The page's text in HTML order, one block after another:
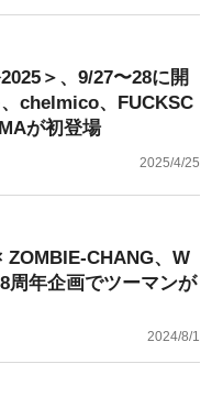
＞、9/27〜28に開
chelmico、FUCKSC
が初登場
2025/4/25
ZOMBIE-CHANG、W
周年企画でツーマンが
2024/8/1